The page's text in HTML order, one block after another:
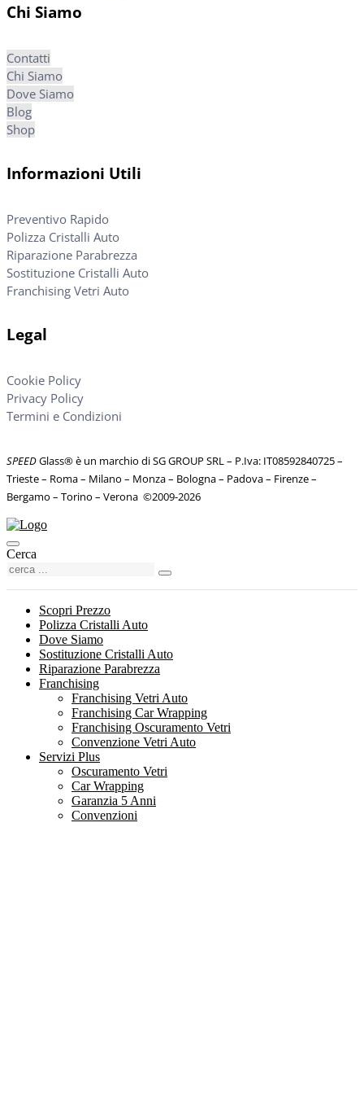
Chi Siamo
Contatti
Chi Siamo
Dove Siamo
Blog
Shop
Informazioni Utili
Preventivo Rapido
Polizza Cristalli Auto
Riparazione Parabrezza
Sostituzione Cristalli Auto
Franchising Vetri Auto
Legal
Cookie Policy
Privacy Policy
Termini e Condizioni
SPEEDGlass® è un marchio di SG GROUP SRL – P.Iva: IT08592840725–
Trieste – Roma – Milano – Monza – Bologna – Padova – Firenze –
Bergamo – Torino – Verona ©2009-2026
Cerca
Scopri Prezzo
Polizza Cristalli Auto
Dove Siamo
Sostituzione Cristalli Auto
Riparazione Parabrezza
Franchising
Franchising Vetri Auto
Franchising Car Wrapping
Franchising Oscuramento Vetri
Convenzione Vetri Auto
Servizi Plus
Oscuramento Vetri
Car Wrapping
Garanzia 5 Anni
Convenzioni